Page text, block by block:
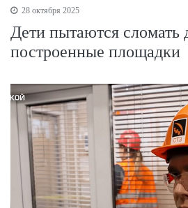
28 октября 2025
Дети пытаются сломать
построенные площадки